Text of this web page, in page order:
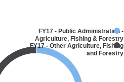
FY17 - Public Administration -
Agriculture, Fishing & Forestry
FY17 - Other Agriculture, Fishing
and Forestry